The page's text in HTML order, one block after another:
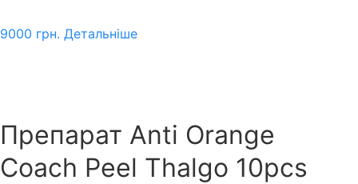
9000 грн. Детальніше
Препарат Anti Orange
Coach Peel Thalgo 10pcs